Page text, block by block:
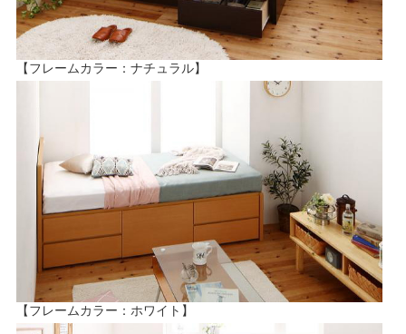
【フレームカラー：ナチュラル】
【フレームカラー：ホワイト】